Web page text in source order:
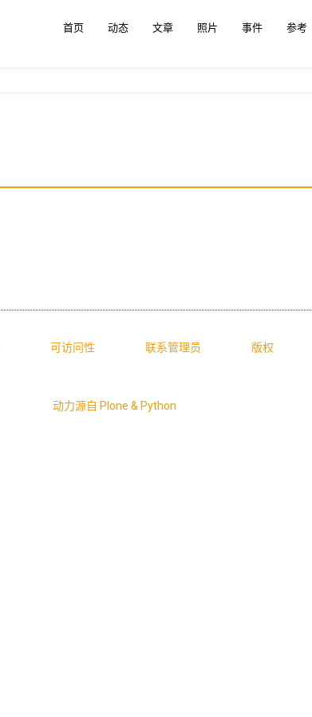
首页 动态 文章 照片 事件 参考
可访问性 联系管理员 版权
动力源自 Plone & Python